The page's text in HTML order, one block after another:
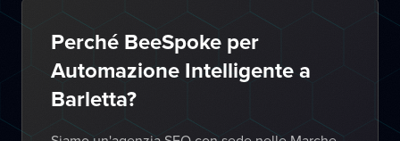
Perché BeeSpoke per
Automazione Intelligente a
Barletta?